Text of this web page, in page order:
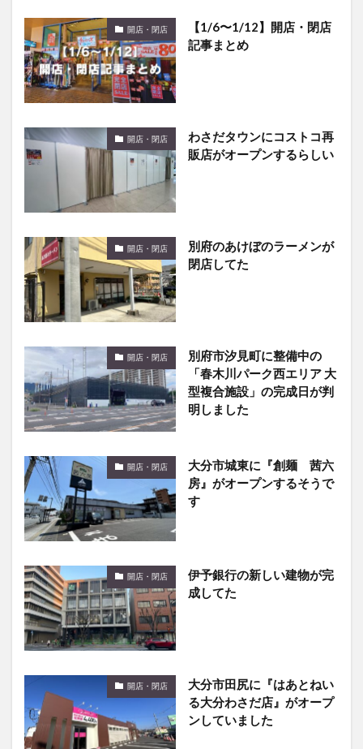
開店・閉店
【1/6〜1/12】開店・閉店
記事まとめ
開店・閉店
わさだタウンにコストコ再
販店がオープンするらしい
開店・閉店
別府のあけぼのラーメンが
閉店してた
開店・閉店
別府市汐見町に整備中の
「春木川パーク西エリア 大
型複合施設」の完成日が判
明しました
開店・閉店
大分市城東に『創麺 茜六
房』がオープンするそうで
す
開店・閉店
伊予銀行の新しい建物が完
成してた
開店・閉店
大分市田尻に『はあとねい
る大分わさだ店』がオープ
ンしていました